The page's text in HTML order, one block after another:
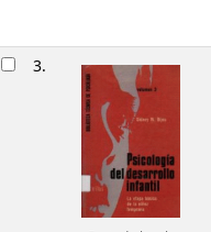
3.